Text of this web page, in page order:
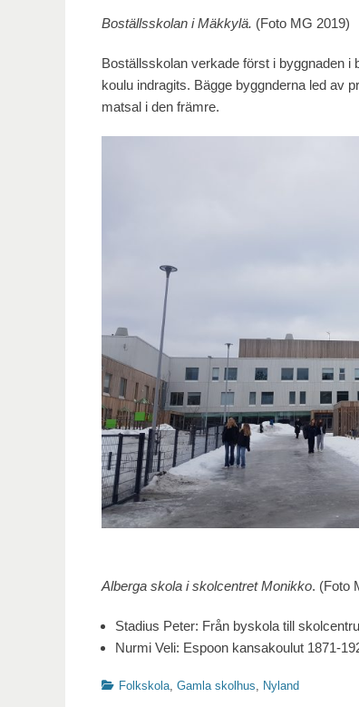
Boställsskolan i Mäkkylä. (Foto MG 2019)
Boställsskolan verkade först i byggnaden
koulu indragits. Bägge byggnderna led av
matsal i den främre.
Alberga skola i skolcentret Monikko. (Foto
Stadius Peter: Från byskola till
Nurmi Veli: Espoon kansakoulut 1871-
Kategorier
Folkskola Gamla skolhus Nyland